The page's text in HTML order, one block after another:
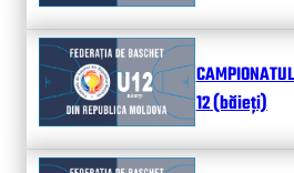
12 (băieți)